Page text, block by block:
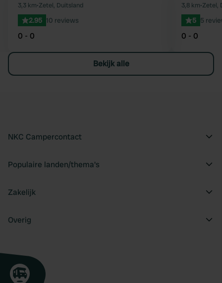
Favoriet
3,3 km•Zetel, Duitsland
2.95 10 reviews
0 - 0
3,8 km•Zetel,
5 5
0 - 0
Bekijk alle
NKC Campercontact
Populaire landen/thema's
Zakelijk
Overig